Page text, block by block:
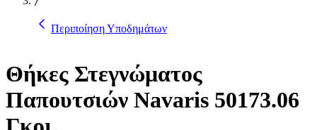
Περιποίηση Υποδημάτων
Θήκες Στεγνώματος
Παπουτσιών Navaris 50173.06